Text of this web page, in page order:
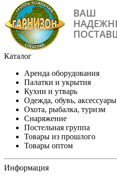
Каталог
Аренда оборудования
Палатки и укрытия
Кухни и утварь
Одежда, обувь, аксессуары
Охота, рыбалка, туризм
Снаряжение
Постельная группа
Товары из прошлого
Товары оптом
Информация